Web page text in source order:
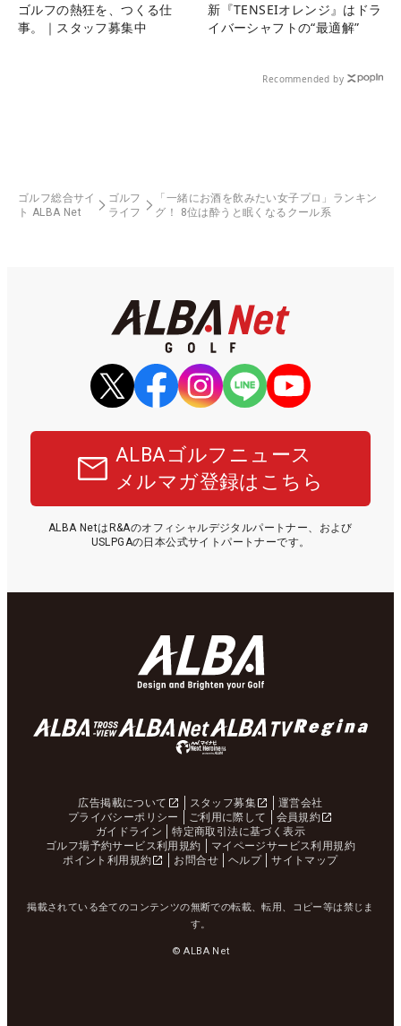
ゴルフの熱狂を、つくる仕
事。｜スタッフ募集中
新『TENSEIオレンジ』はドラ
イバーシャフトの“最適解”
Recommended by
ゴルフ総合サイ
ト ALBA Net
ゴルフ
ライフ
「一緒にお酒を飲みたい女子プロ」ランキン
グ！ 8位は酔うと眠くなるクール系
ALBAゴルフニュース
メルマガ登録はこちら
ALBA NetはR&Aのオフィシャルデジタルパートナー、および
USLPGAの日本公式サイトパートナーです。
広告掲載について スタッフ募集
運営会社
プライバシーポリシー
ご利用に際して
会員規約
ガイドライン
特定商取引法に基づく表示
ゴルフ場予約サービス利用規約
マイページサービス利用規約
ポイント利用規約
お問合せ ヘルプ サイトマップ
掲載されている全てのコンテンツの無断での転載、転用、コピー等は禁じま
す。
© ALBA Net